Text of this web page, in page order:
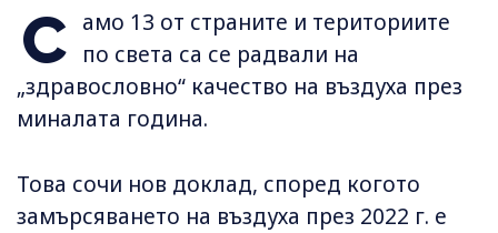
С амо 13 от страните и териториите
по света са се радвали на
„здравословно“ качество на въздуха през
миналата година.
Това сочи нов доклад, според когото
замърсяването на въздуха през 2022 г. е